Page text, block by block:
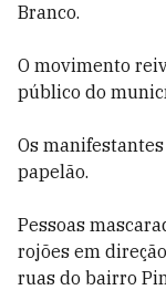
Branco.
O movimento
público do
Os
papelão.
Pessoas
rojões em
ruas do bairro